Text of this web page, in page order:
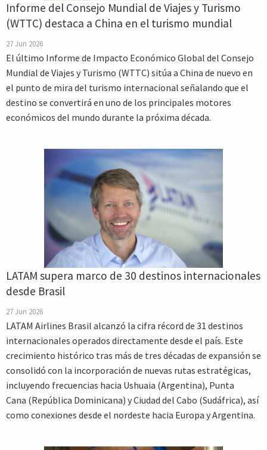
Informe del Consejo Mundial de Viajes y Turismo
(WTTC) destaca a China en el turismo mundial
27 Jun 2026
El último Informe de Impacto Económico Global del Consejo
Mundial de Viajes y Turismo (WTTC) sitúa a China de nuevo en
el punto de mira del turismo internacional señalando que el
destino se convertirá en uno de los principales motores
económicos del mundo durante la próxima década.
LATAM supera marco de 30 destinos internacionales
desde Brasil
27 Jun 2026
LATAM Airlines Brasil alcanzó la cifra récord de 31 destinos
internacionales operados directamente desde el país. Este
crecimiento histórico tras más de tres décadas de expansión se
consolidó con la incorporación de nuevas rutas estratégicas,
incluyendo frecuencias hacia Ushuaia (Argentina), Punta
Cana (República Dominicana) y Ciudad del Cabo (Sudáfrica), así
como conexiones desde el nordeste hacia Europa y Argentina.